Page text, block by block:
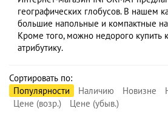
географических глобусов. В нашем
большие напольные и компактные
Кроме того, можно недорого купить
атрибутику.
Сортировать по:
Популярности
Наличию Новизне
Цене (возр.)
Цене (убыв.)